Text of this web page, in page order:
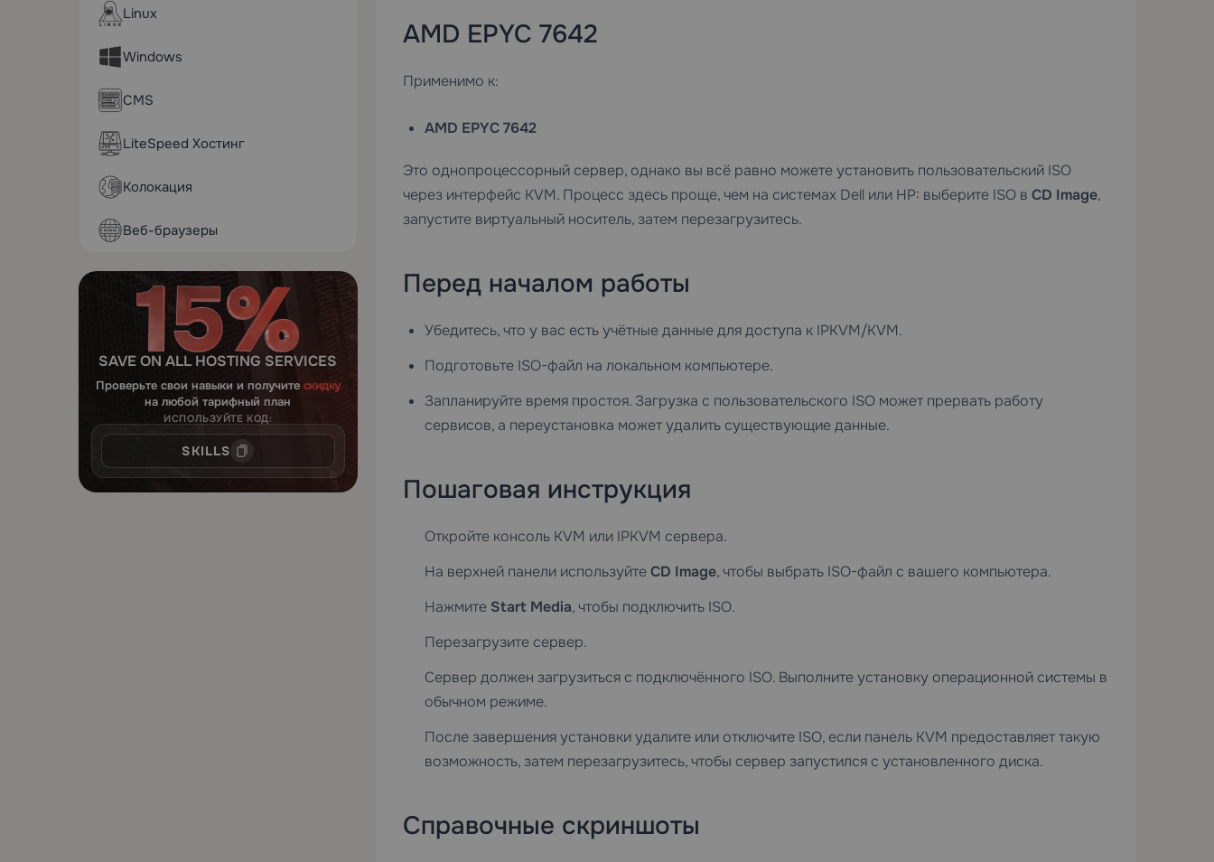
Linux
Windows
CMS
LiteSpeed Хостинг
Колокация
Веб-браузеры
SAVE ON ALL HOSTING SERVICES
Проверьте свои навыки и получите скидку
на любой тарифный план
ИСПОЛЬЗУЙТЕ КОД:
SKILLS
AMD EPYC 7642
Применимо к:
AMD EPYC 7642
Это однопроцессорный сервер, однако вы всё равно можете установить пользовательский ISO
через интерфейс KVM. Процесс здесь проще, чем на системах Dell или HP: выберите ISO в CD Image,
запустите виртуальный носитель, затем перезагрузитесь.
Перед началом работы
Убедитесь, что у вас есть учётные данные для доступа к IPKVM/KVM.
Подготовьте ISO-файл на локальном компьютере.
Запланируйте время простоя. Загрузка с пользовательского ISO может прервать работу
сервисов, а переустановка может удалить существующие данные.
Пошаговая инструкция
Откройте консоль KVM или IPKVM сервера.
На верхней панели используйтеCD Image, чтобы выбрать ISO-файл с вашего компьютера.
Нажмите Start Media, чтобы подключить ISO.
Перезагрузите сервер.
Сервер должен загрузиться с подключённого ISO. Выполните установку операционной системы в
обычном режиме.
После завершения установки удалите или отключите ISO, если панель KVM предоставляет такую
возможность, затем перезагрузитесь, чтобы сервер запустился с установленного диска.
Справочные скриншоты